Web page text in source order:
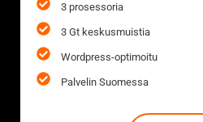
3 prosessoria
3 Gt keskusmuistia
Wordpress-optimoitu
Palvelin Suomessa